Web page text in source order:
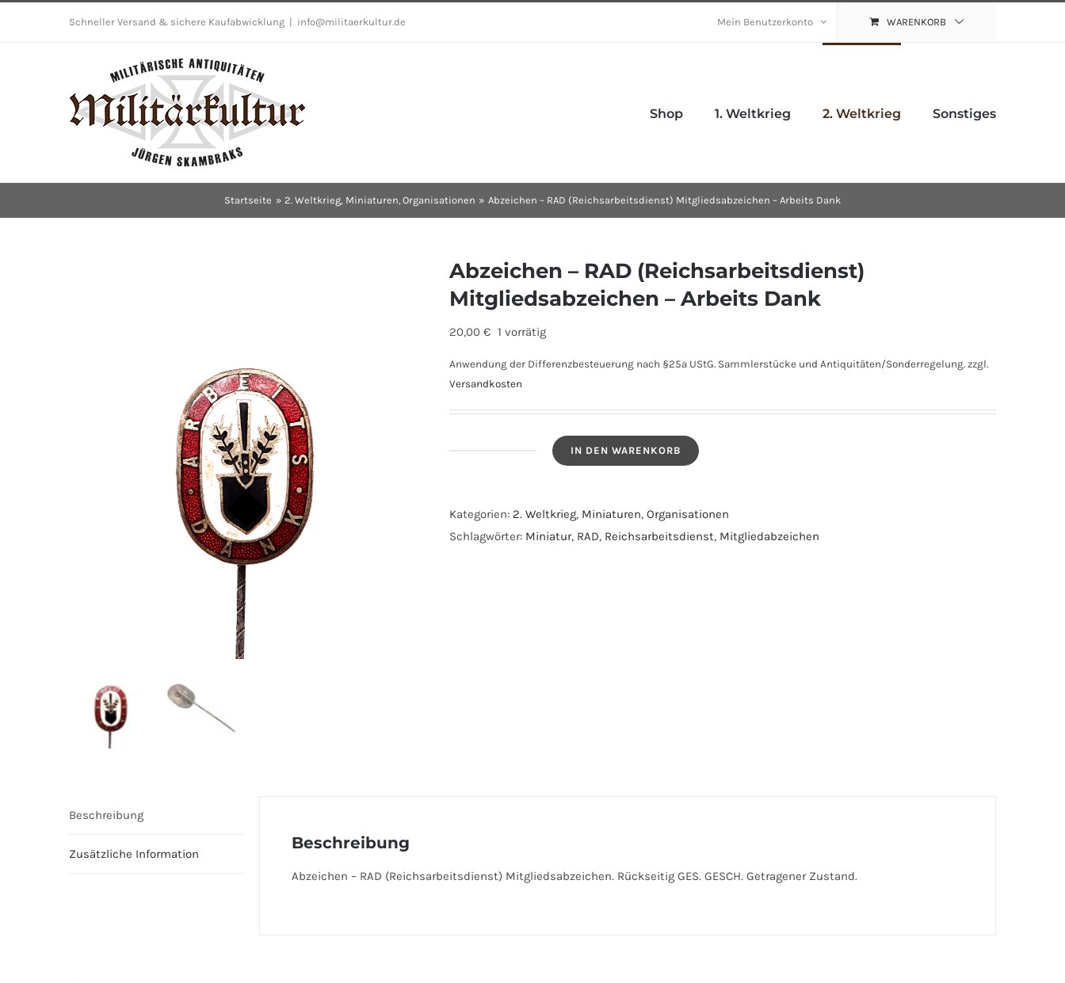
Schneller Versand & sichere Kaufabwicklung info@militaerkultur.de Mein Benutzerkonto WARENKORB
Shop 1. Weltkrieg 2. Weltkrieg Sonstiges
Startseite 2. Weltkrieg Miniaturen Organisationen Abzeichen – RAD (Reichsarbeitsdienst) Mitgliedsabzeichen – Arbeits Dank
Abzeichen – RAD (Reichsarbeitsdienst)
Mitgliedsabzeichen – Arbeits Dank
20,00 € 1 vorrätig
Anwendung der Differenzbesteuerung nach §25a UStG. Sammlerstücke und Antiquitäten/Sonderregelung. zzgl.
Versandkosten
IN DEN WARENKORB
Kategorien: 2. Weltkrieg, Miniaturen, Organisationen
Schlagwörter: Miniatur, RAD, Reichsarbeitsdienst, Mitgliedabzeichen
Beschreibung
Zusätzliche Information
Beschreibung
Abzeichen – RAD (Reichsarbeitsdienst) Mitgliedsabzeichen. Rückseitig GES. GESCH. Getragener Zustand.